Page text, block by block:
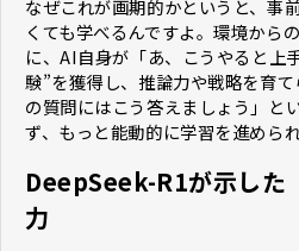
なぜこれが画期的かというと、事
くても学べるんですよ。環境から
に、AI自身が「あ、こうやると上
験”を獲得し、推論力や戦略を育
の質問にはこう答えましょう」と
ず、もっと能動的に学習を進められ
DeepSeek-R1が示した
力